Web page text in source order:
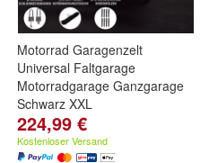
Motorrad Garagenzelt
Universal Faltgarage
Motorradgarage Ganzgarage
Schwarz XXL
224,99 €
Kostenloser Versand